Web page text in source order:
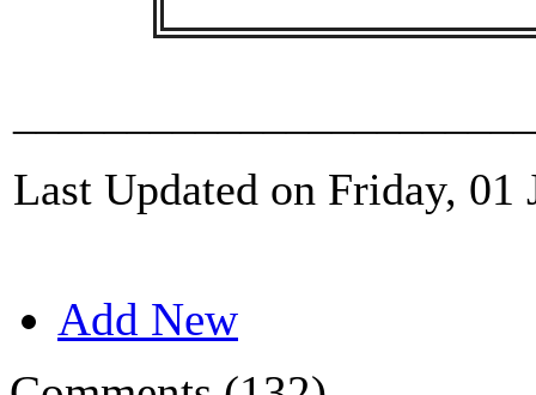
Last Updated on Friday, 01
Add New